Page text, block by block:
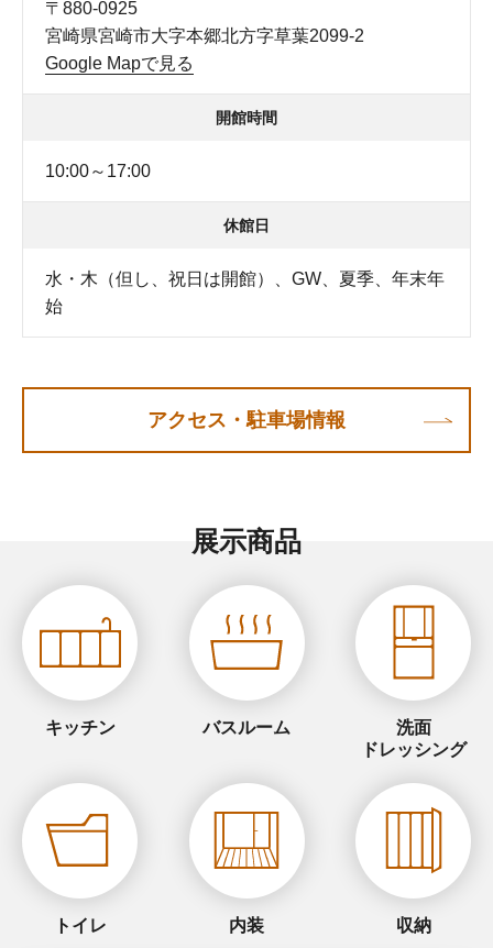
〒880-0925
宮崎県宮崎市大字本郷北方字草葉2099-2
Google Mapで見る
開館時間
10:00～17:00
休館日
水・木（但し、祝日は開館）、GW、夏季、年末年
始
アクセス・駐車場情報
展示商品
キッチン バスルーム
洗面
ドレッシング
トイレ 内装 収納